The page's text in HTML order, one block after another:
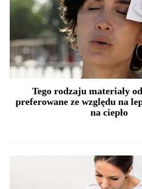
Tego rodzaju materiały
preferowane ze względu na
na ciepło